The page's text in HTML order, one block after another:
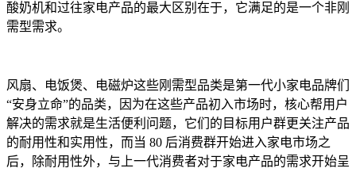
酸奶机和过往家电产品的最大区别在于，它满足的是一个非刚
需型需求。
风扇、电饭煲、电磁炉这些刚需型品类是第一代小家电品牌们
“安身立命”的品类，因为在这些产品初入市场时，核心帮用户
解决的需求就是生活便利问题，它们的目标用户群更关注产品
的耐用性和实用性，而当 80 后消费群开始进入家电市场之
后，除耐用性外，与上一代消费者对于家电产品的需求开始呈